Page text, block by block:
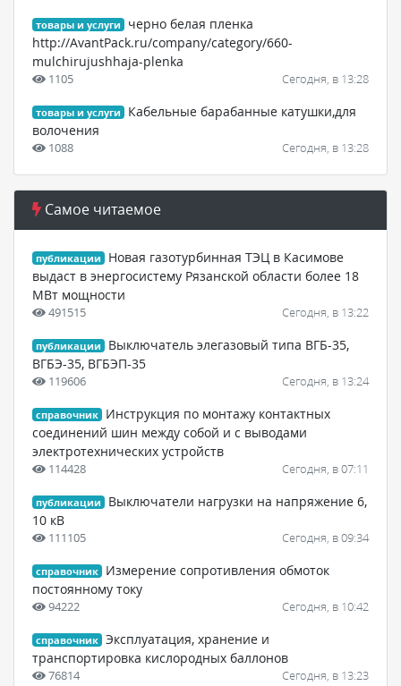
товары и услуги
черно белая пленка
http://AvantPack.ru/company/category/660-
mulchirujushhaja-plenka
1105 Сегодня, в 13:28
товары и услуги
Кабельные барабанные катушки,для
волочения
1088 Сегодня, в 13:28
Самое читаемое
публикации
Новая газотурбинная ТЭЦ в Касимове
выдаст в энергосистему Рязанской области более 18
МВт мощности
491515 Сегодня, в 13:22
публикации
Выключатель элегазовый типа ВГБ-35,
ВГБЭ-35, ВГБЭП-35
119606 Сегодня, в 13:24
справочник
Инструкция по монтажу контактных
соединений шин между собой и с выводами
электротехнических устройств
114428 Сегодня, в 07:11
публикации
Выключатели нагрузки на напряжение 6,
10 кВ
111105 Сегодня, в 09:34
справочник
Измерение сопротивления обмоток
постоянному току
94222 Сегодня, в 10:42
справочник Эксплуатация, хранение и
транспортировка кислородных баллонов
76814 Сегодня, в 13:23